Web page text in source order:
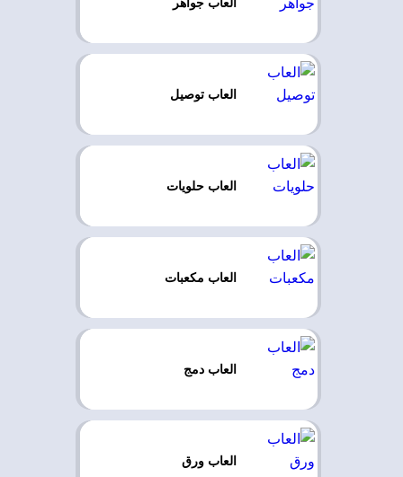
العاب توصيل
العاب حلويات
العاب مكعبات
العاب دمج
العاب ورق